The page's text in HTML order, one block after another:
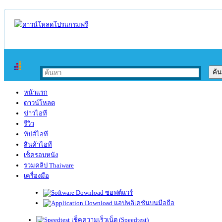
หน้าแรก
ดาวน์โหลด
ข่าวไอที
รีวิว
ทิปส์ไอที
สินค้าไอที
เช็ครอบหนัง
รวมคลิป Thaiware
เครื่องมือ
ซอฟต์แวร์
แอปพลิเคชันบนมือถือ
เช็คความเร็วเน็ต (Speedtest)